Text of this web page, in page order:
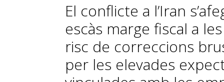
El conflicte a l’Iran
escàs marge fiscal a
risc de correccions
per les elevades